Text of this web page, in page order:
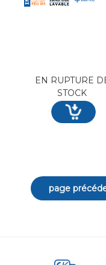
EN RUPTURE
STOCK